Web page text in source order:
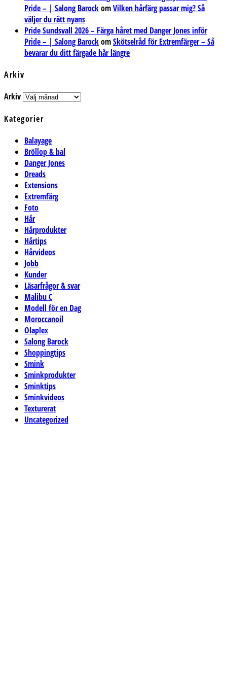
Pride – | Salong BarockomVilken hårfärg passar mig? Så
väljer du rätt nyans
Pride Sundsvall 2026 – Färga håret med Danger Jones inför
Pride – | Salong BarockomSkötselråd för Extremfärger – Så
bevarar du ditt färgade hår längre
Arkiv
Arkiv
Kategorier
Balayage
Bröllop & bal
Danger Jones
Dreads
Extensions
Extremfärg
Foto
Hår
Hårprodukter
Hårtips
Hårvideos
Jobb
Kunder
Läsarfrågor & svar
Malibu C
Modell för en Dag
Moroccanoil
Olaplex
Salong Barock
Shoppingtips
Smink
Sminkprodukter
Sminktips
Sminkvideos
Texturerat
Uncategorized